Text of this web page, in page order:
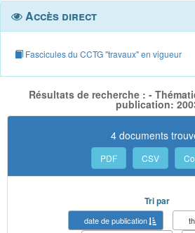
Accès direct
Fascicules du CCTG "travaux" en vigueur
Résultats de recherche : -
publication:
4 documents
PDF CSV
Tri par
date de publication